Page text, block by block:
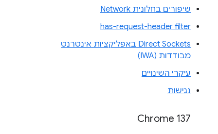
שיפורים בחלונית Network
has-request-header filter
Direct Sockets באפליקציות אינטרנט
מבודדות (IWA)
עיקרי השינויים
נגישות
Chrome 137